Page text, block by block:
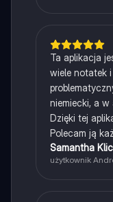
Ta aplikacja
wiele notatek
niemiecki, a
Dzięki tej
Polecam ją
Samantha
użytkownik